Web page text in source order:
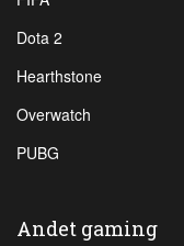
Dota 2
Hearthstone
Overwatch
PUBG
Andet gaming